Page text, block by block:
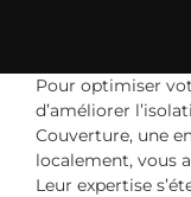
Pour optimiser
d’améliorer
Couverture, une
localement, vous
Leur expertise